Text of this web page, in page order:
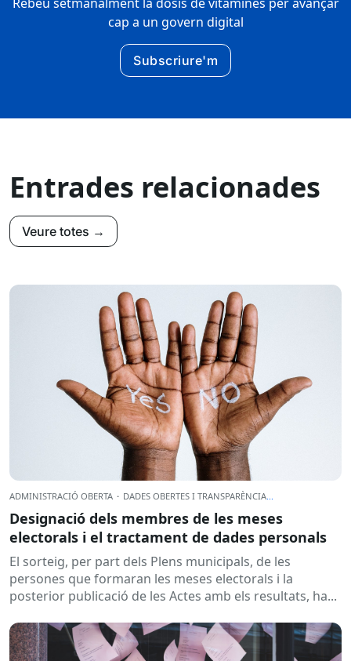
cap a un govern digital
Subscriure'm
Entrades relacionades
Veure totes →
ADMINISTRACIÓ OBERTA · DADES OBERTES I TRANSPARÈNCIA
Designació dels membres de les meses
electorals i el tractament de dades personals
El sorteig, per part dels Plens municipals, de les
persones que formaran les meses electorals i la
posterior publicació de les Actes amb els resultats, ha...